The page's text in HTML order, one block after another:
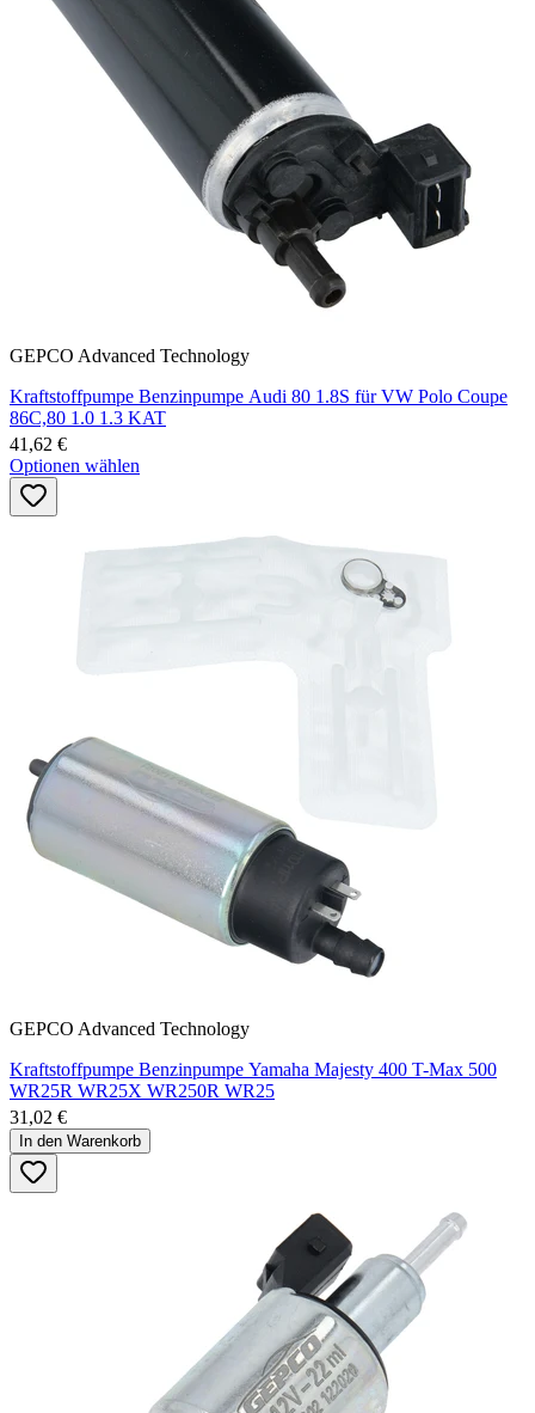
GEPCO Advanced Technology
Kraftstoffpumpe Benzinpumpe Audi 80 1.8S für VW Polo Coupe
86C,80 1.0 1.3 KAT
41,62 €
Optionen wählen
GEPCO Advanced Technology
Kraftstoffpumpe Benzinpumpe Yamaha Majesty 400 T-Max 500
WR25R WR25X WR250R WR25
31,02 €
In den Warenkorb